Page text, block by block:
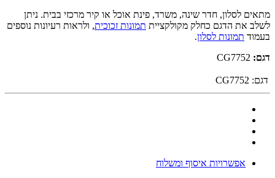
מתאים לסלון, חדר שינה, משרד, פינת אוכל או קיר מרכזי בבית. ניתן
לשלב את הדגם כחלק מקולקציית תמונות זכוכית, ולראות רעיונות נוספים
בעמוד תמונות לסלון.
דגם:
דגם: CG7752
אפשרויות איסוף ומשלוח